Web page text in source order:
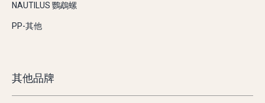
NAUTILUS 鸚鵡螺
PP-其他
其他品牌